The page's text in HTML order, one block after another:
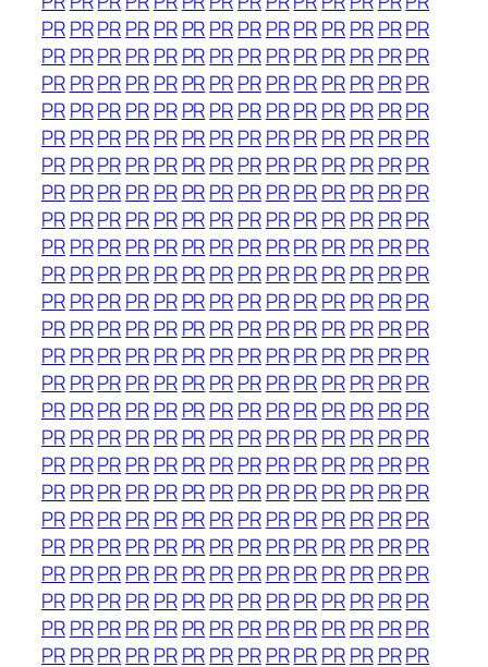
PRPRPRPRPR PRPRPRPRPRPRPR PRPR
PRPRPRPRPR PRPRPRPRPRPRPR PRPR
PRPRPRPRPR PRPRPRPRPRPRPR PRPR
PRPRPRPRPR PRPRPRPRPRPRPR PRPR
PRPRPRPRPR PRPRPRPRPRPRPR PRPR
PRPRPRPRPR PRPRPRPRPRPRPR PRPR
PRPRPRPRPR PRPRPRPRPRPRPR PRPR
PRPRPRPRPR PRPRPRPRPRPRPR PRPR
PRPRPRPRPR PRPRPRPRPRPRPR PRPR
PRPRPRPRPR PRPRPRPRPRPRPR PRPR
PRPRPRPRPR PRPRPRPRPRPRPR PRPR
PRPRPRPRPR PRPRPRPRPRPRPR PRPR
PRPRPRPRPR PRPRPRPRPRPRPR PRPR
PRPRPRPRPR PRPRPRPRPRPRPR PRPR
PRPRPRPRPR PRPRPRPRPRPRPR PRPR
PRPRPRPRPR PRPRPRPRPRPRPR PRPR
PRPRPRPRPR PRPRPRPRPRPRPR PRPR
PRPRPRPRPR PRPRPRPRPRPRPR PRPR
PRPRPRPRPR PRPRPRPRPRPRPR PRPR
PRPRPRPRPR PRPRPRPRPRPRPR PRPR
PRPRPRPRPR PRPRPRPRPRPRPR PRPR
PRPRPRPRPR PRPRPRPRPRPRPR PRPR
PRPRPRPRPR PRPRPRPRPRPRPR PRPR
PRPRPRPRPR PRPRPRPRPRPRPR PRPR